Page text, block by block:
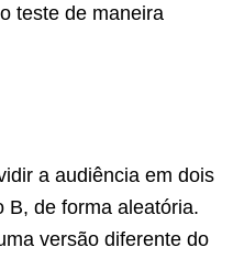
teste de maneira
a audiência em dois
B, de forma aleatória.
versão diferente do